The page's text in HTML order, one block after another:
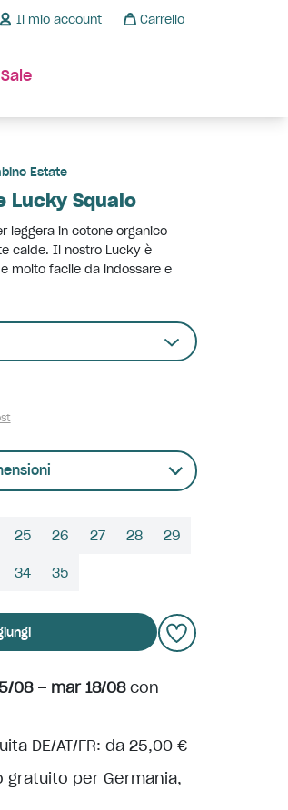
Il mio account Carrello
Sale
Estate
Lucky Squalo
leggera in cotone organico
calde. Il nostro Lucky è
molto facile da indossare e
25 26 27 28 29
34 35
08 – mar 18/08con
DE/AT/FR: da 25,00 €
gratuito per Germania,